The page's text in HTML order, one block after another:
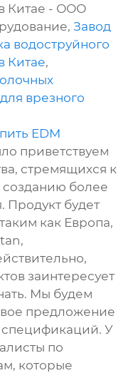
Китае - ООО
Завод
водоструйного
Китае,
врезного
EDM
приветствуем
стремящихся к
созданию более
Продукт будет
как Европа,
заинтересует
Мы будем
предложение
У
по
которые